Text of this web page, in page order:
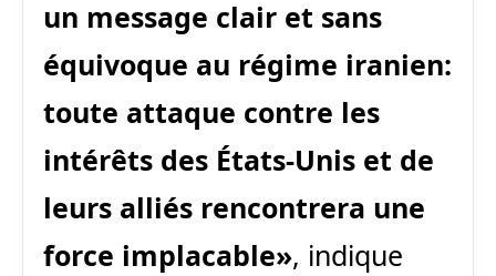
un message clair et sans
équivoque au régime iranien:
toute attaque contre les
intérêts des États-Unis et de
leurs alliés rencontrera une
force implacable», indique